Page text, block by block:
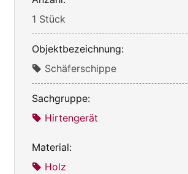
1 Stück
Objektbezeichnung:
Schäferschippe
Sachgruppe:
Hirtengerät
Material:
Holz